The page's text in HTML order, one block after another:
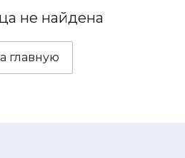
не найдена
главную